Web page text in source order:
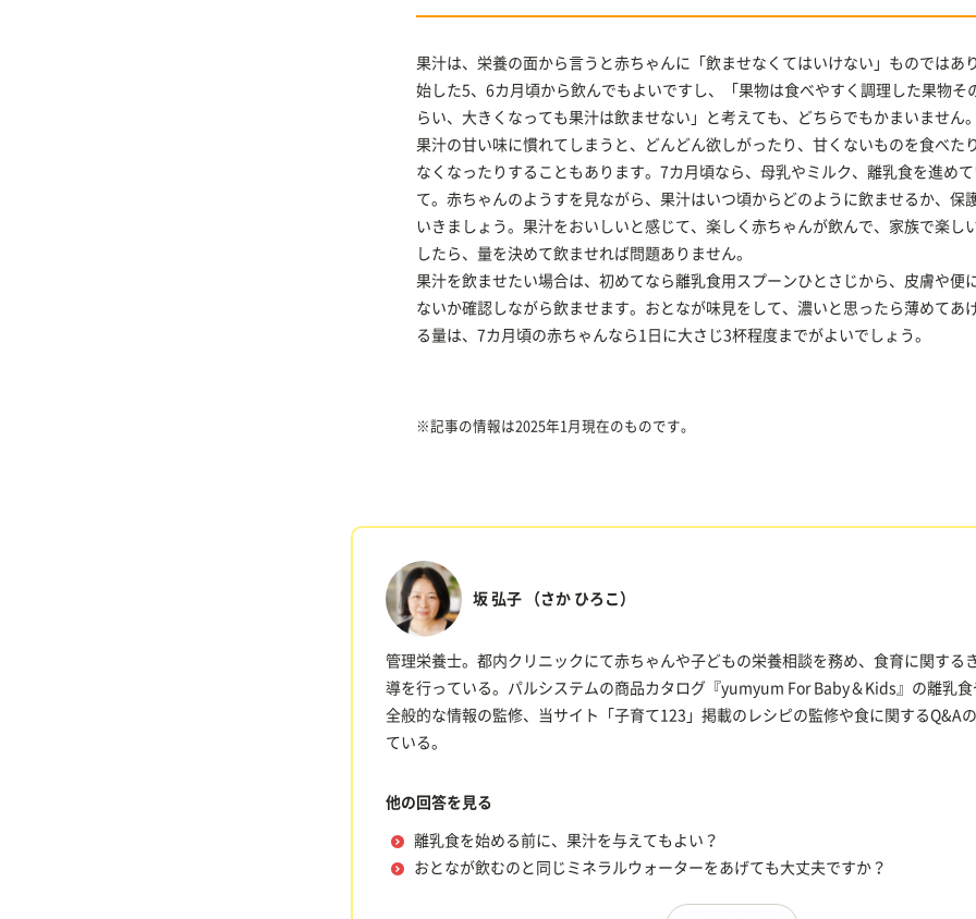
果汁は、栄養の面から言うと赤ちゃんに「飲ませなくてはいけない」ものではあ
始した5、6カ月頃から飲んでもよいですし、「果物は食べやすく調理した果物そ
らい、大きくなっても果汁は飲ませない」と考えても、どちらでもかまいません。
果汁の甘い味に慣れてしまうと、どんどん欲しがったり、甘くないものを食べた
なくなったりすることもあります。7カ月頃なら、母乳やミルク、離乳食を進め
て。赤ちゃんのようすを見ながら、果汁はいつ頃からどのように飲ませるか、保
いきましょう。果汁をおいしいと感じて、楽しく赤ちゃんが飲んで、家族で楽し
したら、量を決めて飲ませれば問題ありません。
果汁を飲ませたい場合は、初めてなら離乳食用スプーンひとさじから、皮膚や便
ないか確認しながら飲ませます。おとなが味見をして、濃いと思ったら薄めてあ
る量は、7カ月頃の赤ちゃんなら1日に大さじ3杯程度までがよいでしょう。
※記事の情報は2025年1月現在のものです。
坂 弘子 （さか ひろこ）
管理栄養士。都内クリニックにて赤ちゃんや子どもの栄養相談を務め、食育に関する
導を行っている。パルシステムの商品カタログ『yumyum For Baby＆Kids』の離乳食
全般的な情報の監修、当サイト「子育て123」掲載のレシピの監修や食に関するQ&A
ている。
他の回答を見る
離乳食を始める前に、果汁を与えてもよい？
おとなが飲むのと同じミネラルウォーターをあげても大丈夫ですか？